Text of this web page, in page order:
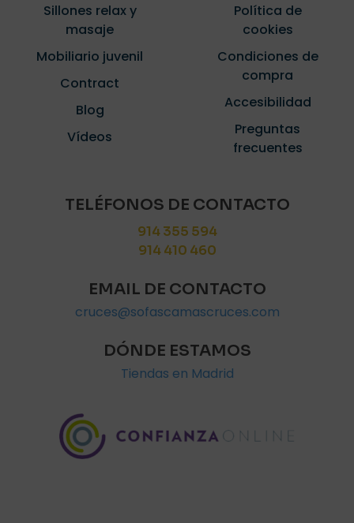
Sillones relax y
masaje
Mobiliario juvenil
Contract
Blog
Vídeos
Política de
cookies
Condiciones de
compra
Accesibilidad
Preguntas
frecuentes
TELÉFONOS DE CONTACTO
914 355 594
914 410 460
EMAIL DE CONTACTO
cruces@sofascamascruces.com
DÓNDE ESTAMOS
Tiendas en Madrid